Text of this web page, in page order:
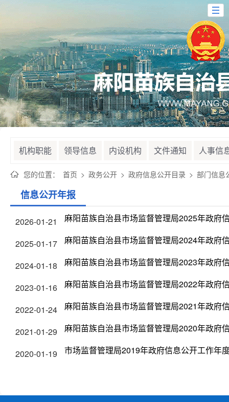
机构职能 领导信息 内设机构 文件通知 人事信
您的位置： 首页 > 政务公开 > 政府信息公开目录 > 部门信息
信息公开年报
2026-01-21 麻阳苗族自治县市场监督管理局2025年政府
2025-01-17 麻阳苗族自治县市场监督管理局2024年政府
2024-01-18 麻阳苗族自治县市场监督管理局2023年政府
2023-01-16 麻阳苗族自治县市场监督管理局2022年政府
2022-01-24 麻阳苗族自治县市场监督管理局2021年政府
2021-01-29 麻阳苗族自治县市场监督管理局2020年政府
2020-01-19 市场监督管理局2019年政府信息公开工作年